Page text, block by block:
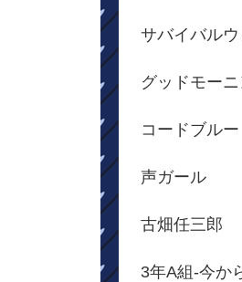
サバイバル
グッドモー
コードブルー
声ガール
古畑任三郎
3年A組-今か